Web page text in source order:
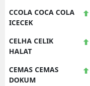
CCOLA COCA COLA
ICECEK
CELHA CELIK
HALAT
CEMAS CEMAS
DOKUM